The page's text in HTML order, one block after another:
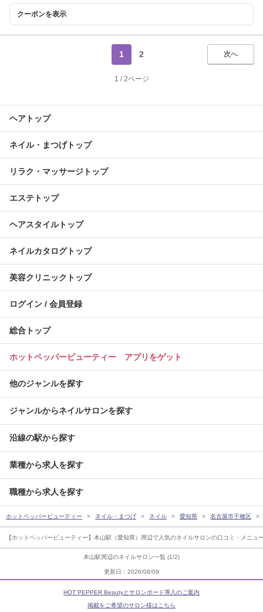
本山駅周辺のネイルサロン一覧 (1/2)
更新日：2026/08/09
クーポンを表示
次へ
1 2
1 / 2ページ
ヘアトップ
ネイル・まつげトップ
リラク・マッサージトップ
エステトップ
ヘアスタイルトップ
ネイルカタログトップ
美容クリニックトップ
ログイン / 会員登録
総合トップ
ホットペッパービューティー アプリをゲット
他のジャンルを探す
ジャンルからネイルサロンを探す
沿線の駅から探す
業種から求人を探す
職種から求人を探す
ホットペッパービューティー ネイル・まつげ ネイル 愛知県 名古屋市千種区
【ホットペッパービューティー】本山駅（愛知県）周辺で人気のネイルサロンの口コミ・メニ
HOT PEPPER Beautyとサロンボード導入のご案内
掲載をご希望のサロン様はこちら